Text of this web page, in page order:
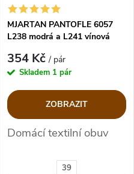
39
MJARTAN PANTOFLE 6057
L238 modrá a L241 vínová
354 Kč/ pár
Skladem 1 pár
ZOBRAZIT
Domácí textilní obuv